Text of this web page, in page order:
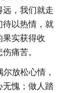
远，我们就走
待以热情，就
果实获得收
痛苦。
放松心情，
无愧；做人踏